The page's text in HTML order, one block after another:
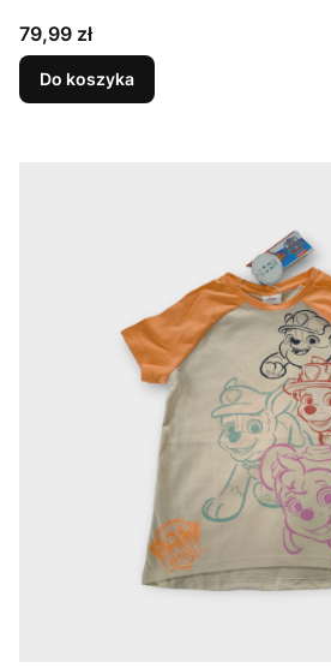
Cena
79,99 zł
Do koszyka